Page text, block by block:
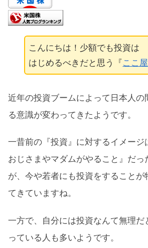
こんにちは！少額でも投資は
はじめるべきだと思う『 ここ屋
近年の投資ブームによって日本人の
る意識が変わってきたようです。
一昔前の『投資』に対するイメージ
おじさまやマダムがやること』だっ
が、今や若者にも投資をすることが
てきていますね。
一方で、自分には投資なんて無理だ
っている人も多いようです。